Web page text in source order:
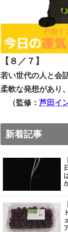
【８／７ 】
若い世代の人と会
柔軟な発想があり
（監修： 芦田イ
新着記事